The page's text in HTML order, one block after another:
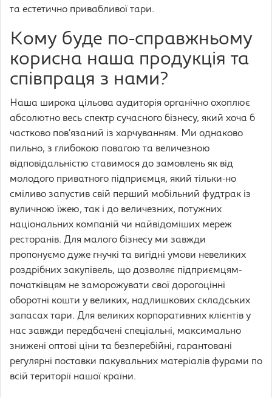
та естетично привабливої тари.
Кому буде по-справжньому
корисна наша продукція та
співпраця з нами?
Наша широка цільова аудиторія органічно охоплює
абсолютно весь спектр сучасного бізнесу, який хоча б
частково пов’язаний із харчуванням. Ми однаково
пильно, з глибокою повагою та величезною
відповідальністю ставимося до замовлень як від
молодого приватного підприємця, який тільки-но
сміливо запустив свій перший мобільний фудтрак із
вуличною їжею, так і до величезних, потужних
національних компаній чи найвідоміших мереж
ресторанів. Для малого бізнесу ми завжди
пропонуємо дуже гнучкі та вигідні умови невеликих
роздрібних закупівель, що дозволяє підприємцям-
початківцям не заморожувати свої дорогоцінні
оборотні кошти у великих, надлишкових складських
запасах тари. Для великих корпоративних клієнтів у
нас завжди передбачені спеціальні, максимально
знижені оптові ціни та безперебійні, гарантовані
регулярні поставки пакувальних матеріалів фурами по
всій території нашої країни.